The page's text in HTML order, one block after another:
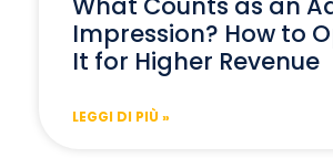
Impression? How to
It for Higher Revenue
LEGGI DI PIÙ »